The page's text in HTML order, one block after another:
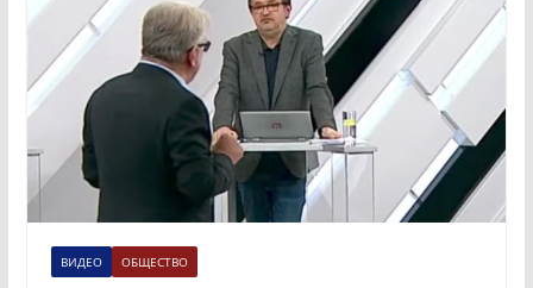
ВИДЕО ОБЩЕСТВО